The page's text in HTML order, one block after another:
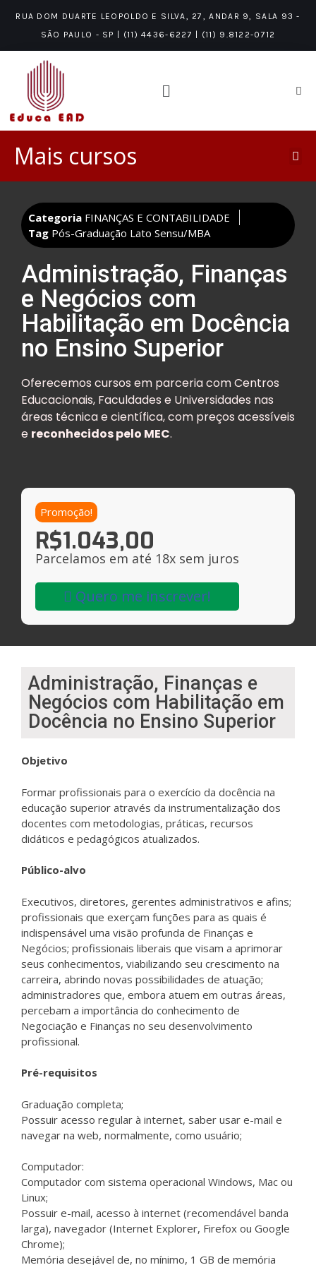
RUA DOM DUARTE LEOPOLDO E SILVA, 27, ANDAR 9, SALA 93 -
SÃO PAULO - SP | (11) 4436-6227 | (11) 9.8122-0712
Mais cursos
Categoria FINANÇAS E CONTABILIDADE
Tag Pós-Graduação Lato Sensu/MBA
Administração, Finanças
e Negócios com
Habilitação em Docência
no Ensino Superior
Oferecemos cursos em parceria com Centros
Educacionais, Faculdades e Universidades nas
áreas técnica e científica, com preços acessíveis
e reconhecidos pelo MEC.
Promoção!
R$1.043,00
Parcelamos em até 18x sem juros
Quero me inscrever!
Administração, Finanças e
Negócios com Habilitação em
Docência no Ensino Superior
Objetivo
Formar profissionais para o exercício da docência na
educação superior através da instrumentalização dos
docentes com metodologias, práticas, recursos
didáticos e pedagógicos atualizados.
Público-alvo
Executivos, diretores, gerentes administrativos e afins;
profissionais que exerçam funções para as quais é
indispensável uma visão profunda de Finanças e
Negócios; profissionais liberais que visam a aprimorar
seus conhecimentos, viabilizando seu crescimento na
carreira, abrindo novas possibilidades de atuação;
administradores que, embora atuem em outras áreas,
percebam a importância do conhecimento de
Negociação e Finanças no seu desenvolvimento
profissional.
Pré-requisitos
Graduação completa;
Possuir acesso regular à internet, saber usar e-mail e
navegar na web, normalmente, como usuário;
Computador:
Computador com sistema operacional Windows, Mac ou
Linux;
Possuir e-mail, acesso à internet (recomendável banda
larga), navegador (Internet Explorer, Firefox ou Google
Chrome);
Memória desejável de, no mínimo, 1 GB de memória